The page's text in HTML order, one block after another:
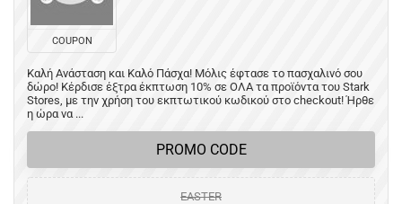
COUPON
Καλή Ανάσταση και Καλό Πάσχα! Μόλις έφτασε το πασχαλινό σου
δώρο! Κέρδισε έξτρα έκπτωση 10% σε ΟΛΑ τα προϊόντα του Stark
Stores, με την χρήση του εκπτωτικού κωδικού στο checkout! Ήρθε
η ώρα να ...
PROMO CODE
EASTER